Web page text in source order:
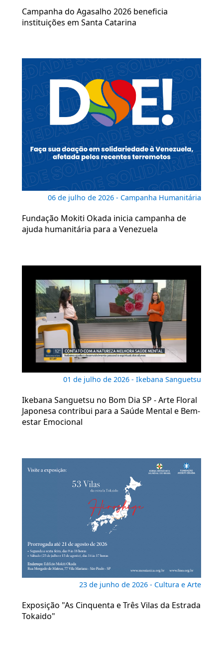
Campanha do Agasalho 2026 beneficia
instituições em Santa Catarina
06 de julho de 2026 - Campanha Humanitária
Fundação Mokiti Okada inicia campanha de
ajuda humanitária para a Venezuela
01 de julho de 2026 - Ikebana Sanguetsu
Ikebana Sanguetsu no Bom Dia SP - Arte Floral
Japonesa contribui para a Saúde Mental e Bem-
estar Emocional
23 de junho de 2026 - Cultura e Arte
Exposição "As Cinquenta e Três Vilas da Estrada
Tokaido"